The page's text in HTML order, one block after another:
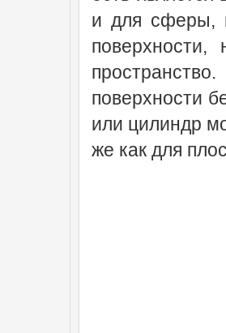
и для сферы,
поверхности
или цилиндр
же как для